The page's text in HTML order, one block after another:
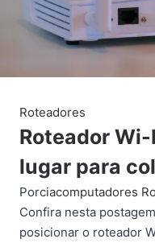
Roteadores
Roteador
lugar para
Porciacomputadores
Confira nesta
posicionar o roteador